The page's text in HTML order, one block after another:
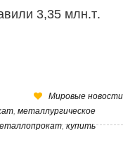
3,35 млн.т.
Мировые новости
, металлургическое
,купить